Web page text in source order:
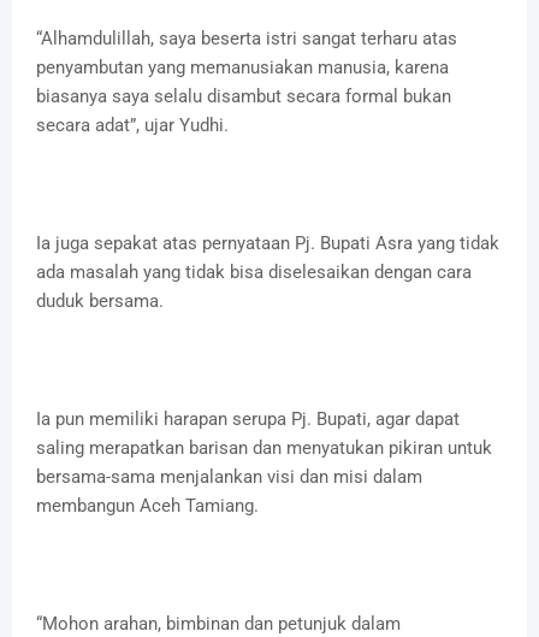
“Alhamdulillah, saya beserta istri sangat terharu atas
penyambutan yang memanusiakan manusia, karena
biasanya saya selalu disambut secara formal bukan
secara adat”, ujar Yudhi.
Ia juga sepakat atas pernyataan Pj. Bupati Asra yang tidak
ada masalah yang tidak bisa diselesaikan dengan cara
duduk bersama.
Ia pun memiliki harapan serupa Pj. Bupati, agar dapat
saling merapatkan barisan dan menyatukan pikiran untuk
bersama-sama menjalankan visi dan misi dalam
membangun Aceh Tamiang.
“Mohon arahan, bimbinan dan petunjuk dalam